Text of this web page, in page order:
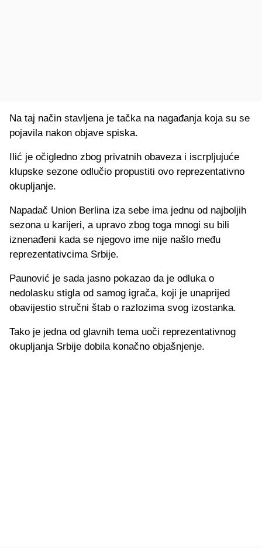
Na taj način stavljena je tačka na nagađanja koja su se
pojavila nakon objave spiska.
Ilić je očigledno zbog privatnih obaveza i iscrpljujuće
klupske sezone odlučio propustiti ovo reprezentativno
okupljanje.
Napadač Union Berlina iza sebe ima jednu od najboljih
sezona u karijeri, a upravo zbog toga mnogi su bili
iznenađeni kada se njegovo ime nije našlo među
reprezentativcima Srbije.
Paunović je sada jasno pokazao da je odluka o
nedolasku stigla od samog igrača, koji je unaprijed
obavijestio stručni štab o razlozima svog izostanka.
Tako je jedna od glavnih tema uoči reprezentativnog
okupljanja Srbije dobila konačno objašnjenje.